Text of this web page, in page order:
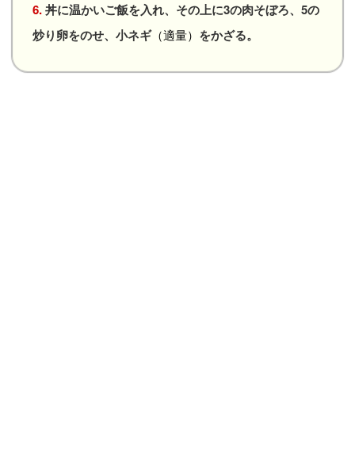
6.丼に温かいご飯を入れ、その上に3の肉そぼろ、5の
炒り卵をのせ、小ネギ（適量） をかざる。